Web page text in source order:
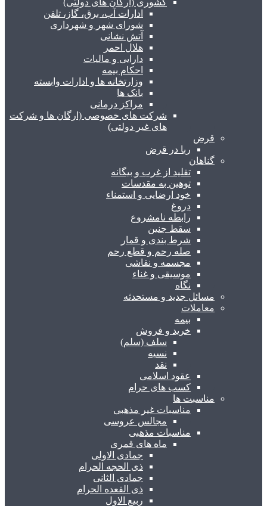
کشوری (ارگان های دولتی)
ادارات آب، برق، گاز، تلفن
شورای شهر و شهرداری
آتش نشانی
هلال احمر
دارایی و مالیات
احکام بیمه
وزارتخانه ها و ادارات وابسته
بانک ها
مراکز درمانی
شرکت های خصوصی (ارگان ها و شرکت
های غیر دولتی)
قرض
ربا در قرض
گناهان
تقلید از غرب و بیگانه
توهین به مقدسات
خود ارضایی و استمناء
دروغ
رابطه نامشروع
سقط جنین
شرط بندی و قمار
صله رحم و قطع رحم
مجسمه و نقاشی
موسیقی و غناء
نگاه
مسائل جدید و مستحدثه
معاملات
بیمه
خرید و فروش
سلف (سلم)
نسیه
نقد
عقود اسلامی
کسب های حرام
مناسبت ها
مناسبات غیر مذهبی
مجالس عروسی
مناسبات مذهبی
ماه های قمری
جمادی الاولی
ذی الحجه الحرام
جمادی الثانی
ذی القعده الحرام
ربیع الاول